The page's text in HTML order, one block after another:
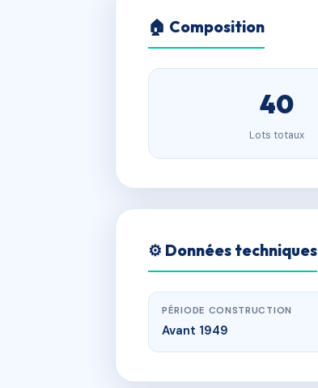
🏠 Composition
40
Lots totaux
⚙️ Données techniques
PÉRIODE CONSTRUCTION
Avant 1949